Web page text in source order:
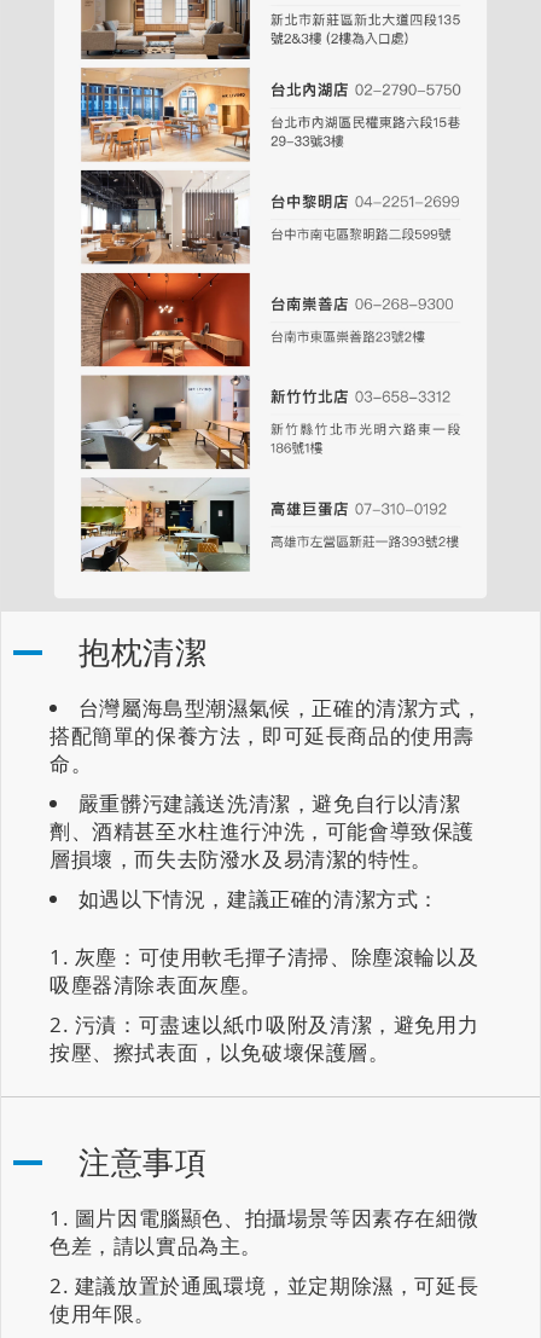
抱枕清潔
台灣屬海島型潮濕氣候，正確的清潔方式，
搭配簡單的保養方法，即可延長商品的使用壽
命。
嚴重髒污建議送洗清潔，避免自行以清潔
劑、酒精甚至水柱進行沖洗，可能會導致保護
層損壞，而失去防潑水及易清潔的特性。
如遇以下情況，建議正確的清潔方式：
灰塵：可使用軟毛撣子清掃、除塵滾輪以及
吸塵器清除表面灰塵。
污漬：可盡速以紙巾吸附及清潔，避免用力
按壓、擦拭表面，以免破壞保護層。
注意事項
圖片因電腦顯色、拍攝場景等因素存在細微
色差，請以實品為主。
建議放置於通風環境，並定期除濕，可延長
使用年限。